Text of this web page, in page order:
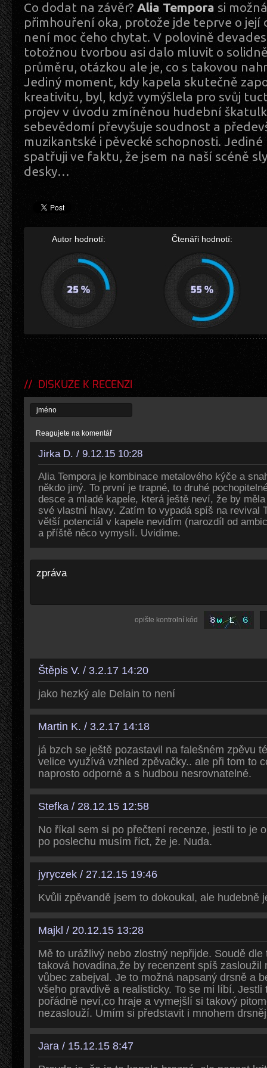
Co dodat na závěr? Alia Tempora si
přimhouření oka, protože jde teprve o její
není moc čeho chytat. V polovině
totožnou tvorbou asi dalo mluvit o
průměru, otázkou ale je, co s takovou
Jediný moment, kdy kapela skutečně
kreativitu, byl, když vymýšlela pro svůj
projev v úvodu zmíněnou hudební
sebevědomí převyšuje soudnost a
muzikantské i pěvecké schopnosti.
spatřuji ve faktu, že jsem na naší scéně
desky…
Autor hodnotí: Čtenáři hodnotí:
DISKUZE K RECENZI
Reagujete na komentář
Jirka D. / 9.12.15 10:28
Alia Tempora je kombinace metalového kýče a
někdo jiný. To první je trapné, to druhé
desce a mladé kapele, která ještě neví, že by
své vlastní hlavy. Zatím to vypadá spíš na revival
větší potenciál v kapele nevidím (narozdíl od
a příště něco vymyslí. Uvidíme.
opište kontrolní kód
Štěpis V. / 3.2.17 14:20
jako hezký ale Delain to není
Martin K. / 3.2.17 14:18
já bzch se ještě pozastavil na falešném zpěvu
velice využívá vzhled zpěvačky.. ale při tom to
naprosto odporné a s hudbou nesrovnatelné.
Stefka / 28.12.15 12:58
No říkal sem si po přečtení recenze, jestli to je
po poslechu musím říct, že je. Nuda.
jyryczek / 27.12.15 19:46
Kvůli zpěvandě jsem to dokoukal, ale hudebně
Majkl / 20.12.15 13:28
Mě to urážlivý nebo zlostný nepřijde. Soudě dle
taková hovadina,že by recenzent spíš zasloužil
vůbec zabejval. Je to možná napsaný drsně a
všeho pravdivě a realisticky. To se mi líbí. Jestli
pořádně neví,co hraje a vymejšlí si takový
nezaslouží. Umím si představit i mnohem
Jara / 15.12.15 8:47